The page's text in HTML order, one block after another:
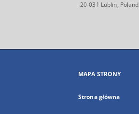
20-031 Lublin, Poland
MAPA STRONY
Strona główna